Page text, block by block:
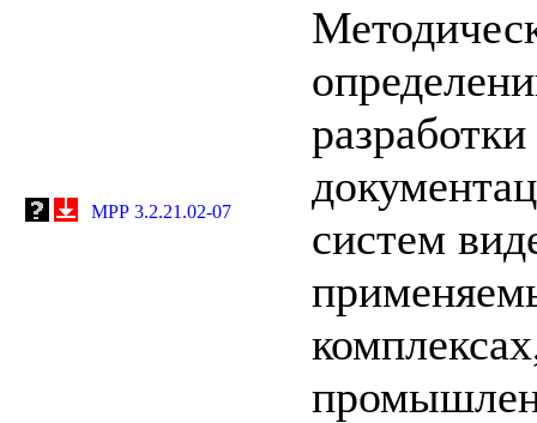
МРР 3.2.21.02-07
систем